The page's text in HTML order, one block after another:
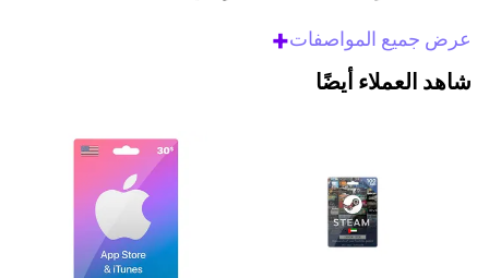
عرض جميع المواصفات+
شاهد العملاء أيضًا